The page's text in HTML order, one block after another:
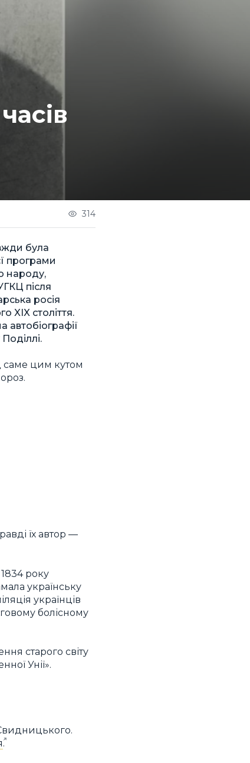
314
була
програми
народу,
після
росія
XIX століття.
саме цим кутом
їх автор —
року
українську
українців
болісному
старого світу
Унії».
.